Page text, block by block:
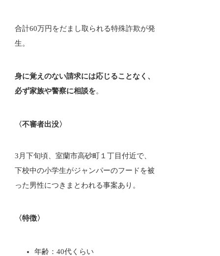
合計60万円をだまし取られる特殊詐欺が発
生。
身に覚えのない請求には応じることなく、
必ず家族や警察に相談を。
〈不審者出没〉
3月下旬頃、室蘭市高砂町１丁目付近で、
下校中の小学生がジャンパーのフードを被
った男性につきまとわれる事案あり。
〈特徴〉
年齢：40代くらい